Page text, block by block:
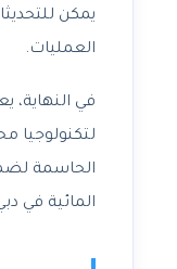
يمكن
العمليات.
في النهاية،
لتكنولوجيا
الحاسمة
المائية في